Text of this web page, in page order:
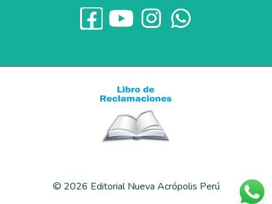
© 2026 Editorial Nueva Acrópolis Perú